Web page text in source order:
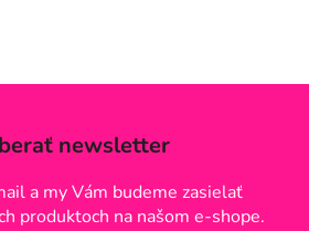
newsletter
a my Vám budeme zasielať
produktoch na našom e-shope.